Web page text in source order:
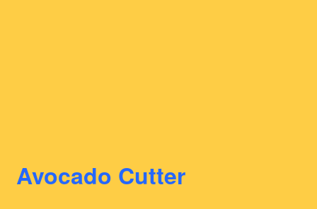
Avocado Cutter